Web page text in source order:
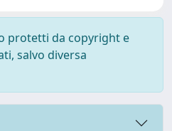
protetti da copyright e
salvo diversa